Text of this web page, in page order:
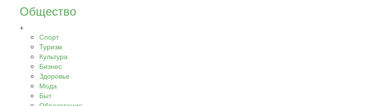
Общество
+
Спорт
Туризм
Культура
Бизнес
Здоровье
Мода
Быт